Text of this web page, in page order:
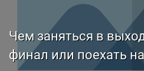
Чем заняться в
финал или поехать